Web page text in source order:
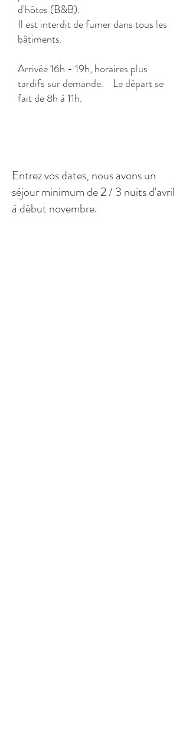
d'hôtes (B&B).
Il est interdit de fumer dans tous les
bâtiments.
Arrivée 16h - 19h, horaires plus
tardifs sur demande. Le départ se
fait de 8h à 11h.
Entrez vos dates, nous avons un
séjour minimum de 2 / 3 nuits d'avril
à début novembre.